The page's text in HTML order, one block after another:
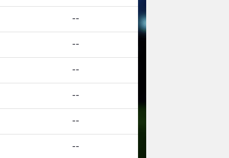
detaylı bilgi için Ayarlar
ve sitemizde ilgili
--
--
--
--
--
--